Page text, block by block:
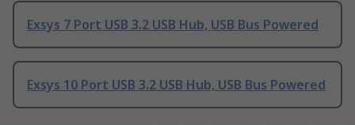
Exsys 7 Port USB 3.2 USB Hub, USB Bus Powered
Exsys 10 Port USB 3.2 USB Hub, USB Bus Powered